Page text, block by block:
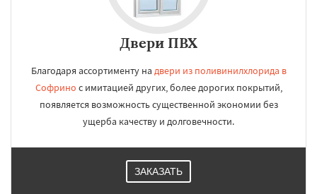
Двери ПВХ
Благодаря ассортименту на двери из поливинилхлорида в
Софрино с имитацией других, более дорогих покрытий,
появляется возможность существенной экономии без
ущерба качеству и долговечности.
ЗАКАЗАТЬ